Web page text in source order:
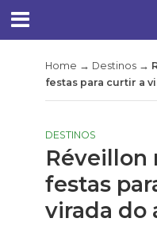
Home → Destinos→
festas para curtir a
DESTINOS
Réveillon
festas
virada do